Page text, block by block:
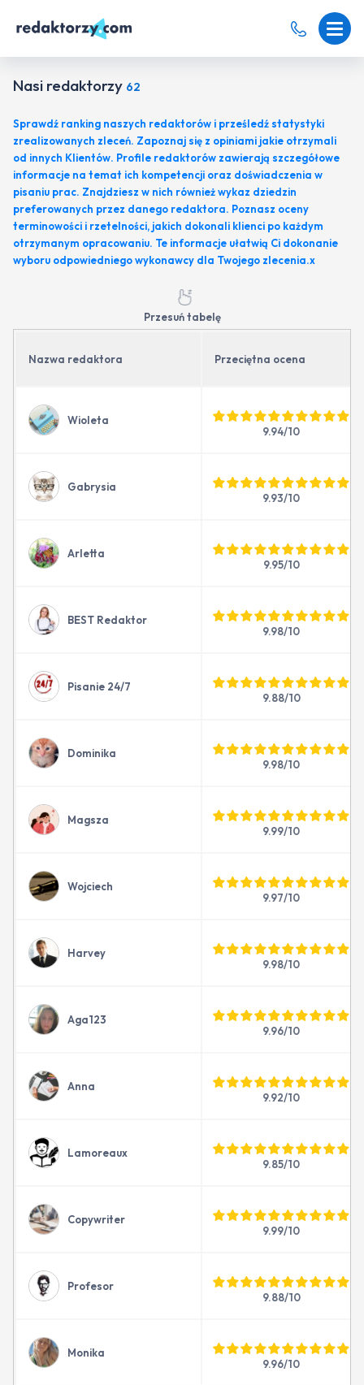
Nasi redaktorzy 62
Sprawdź ranking naszych redaktorów i prześledź statystyki
zrealizowanych zleceń. Zapoznaj się z opiniami jakie otrzymali
od innych Klientów. Profile redaktorów zawierają szczegółowe
informacje na temat ich kompetencji oraz doświadczenia w
pisaniu prac. Znajdziesz w nich również wykaz dziedzin
preferowanych przez danego redaktora. Poznasz oceny
terminowości i rzetelności, jakich dokonali klienci po każdym
otrzymanym opracowaniu. Te informacje ułatwią Ci dokonanie
wyboru odpowiedniego wykonawcy dla Twojego zlecenia.x
Przesuń tabelę
Nazwa redaktora Przeciętna ocena
Wioleta
9.94/10
Gabrysia
9.93/10
Arletta
9.95/10
BEST Redaktor
9.98/10
Pisanie 24/7
9.88/10
Dominika
9.98/10
Magsza
9.99/10
Wojciech
9.97/10
Harvey
9.98/10
Aga123
9.96/10
Anna
9.92/10
Lamoreaux
9.85/10
Copywriter
9.99/10
Profesor
9.88/10
Monika
9.96/10